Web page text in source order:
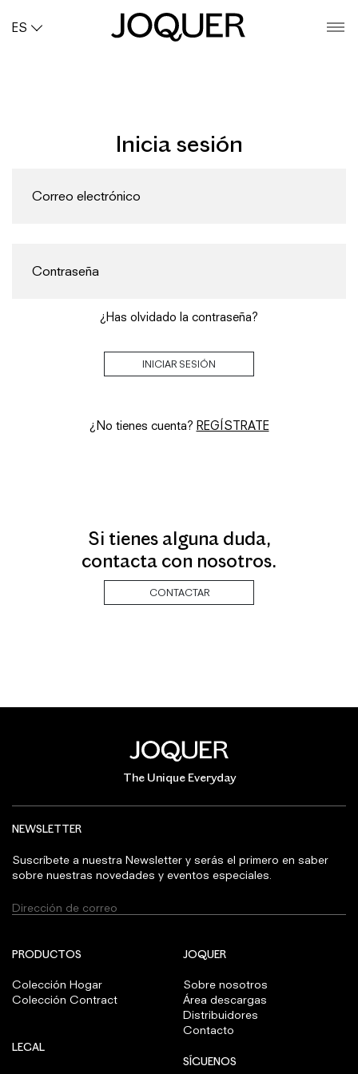
ES
Inicia sesión
¿Has olvidado la contraseña?
¿No tienes cuenta? REGÍSTRATE
Si tienes alguna duda,
contacta con nosotros.
CONTACTAR
The Unique Everyday
NEWSLETTER
Suscríbete a nuestra Newsletter y serás el primero en saber
sobre nuestras novedades y eventos especiales.
JOQUER
Sobre nosotros
Área descargas
Distribuidores
Contacto
SÍGUENOS
PRODUCTOS
Colección Hogar
Colección Contract
LEGAL